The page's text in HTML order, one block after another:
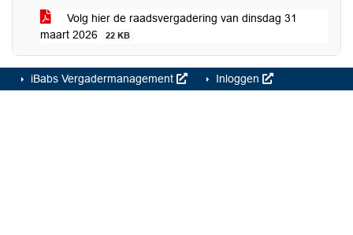
Volg hier de raadsvergadering van dinsdag 31
maart 2026
22 KB
iBabs Vergadermanagement Inloggen